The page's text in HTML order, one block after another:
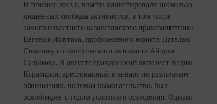
В течение 2012 г. власти амнистировали несколько
лишенных свободы активистов, в том числе
самого известного казахстанского правозащитника
Евгения Жовтиса, профсоюзного юриста Наталью
Соколову и политического активиста Айдоса
Садыкова. В августе гражданский активист Вадим
Курамшин, арестованный в январе по различным
обвинениям, включая вымогательство, был
освобожден с годом условного осуждения. Однако